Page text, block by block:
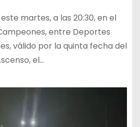
martes, a las 20:30, en el
entre Deportes
válido por la quinta fecha del
el…